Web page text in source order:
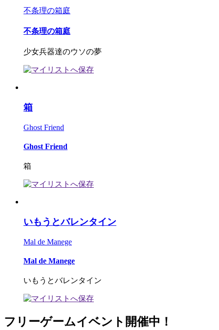
不条理の箱庭
不条理の箱庭
少女兵器達のウソの夢
箱
Ghost Friend
Ghost Friend
箱
いもうとバレンタイン
Mal de Manege
Mal de Manege
いもうとバレンタイン
フリーゲームイベント開催中！